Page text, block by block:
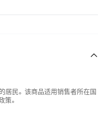
居民。该商品适用销售者所在国
策。